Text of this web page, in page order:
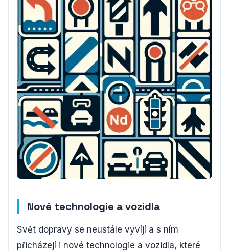
Nové technologie a vozidla
Svět dopravy se neustále vyvíjí a s ním
přicházejí i nové technologie a vozidla, které